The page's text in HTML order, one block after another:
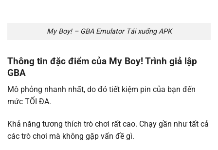
My Boy! – GBA Emulator Tải xuống APK
Thông tin đặc điểm của My Boy! Trình giả lập
GBA
Mô phỏng nhanh nhất, do đó tiết kiệm pin của bạn đến
mức TỐI ĐA.
Khả năng tương thích trò chơi rất cao. Chạy gần như tất cả
các trò chơi mà không gặp vấn đề gì.